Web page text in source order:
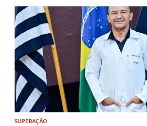
SUPERAÇÃO